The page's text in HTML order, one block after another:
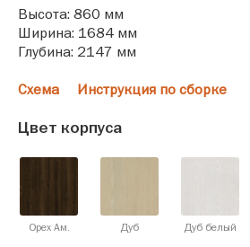
Высота: 860 мм
Ширина: 1684 мм
Глубина: 2147 мм
Схема Инструкция по сборке
Цвет корпуса
Орех Ам. Дуб Дуб белый